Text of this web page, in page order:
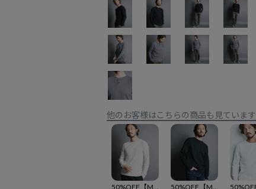
他のお客様はこちらの商品も見ています